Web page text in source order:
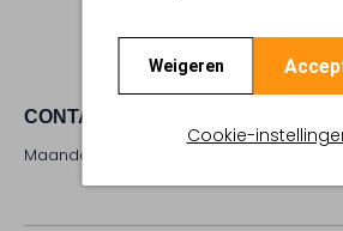
Weigeren
Cookie-
CONTACT
Maandag - zaterdag 09:00 - 17:00 uur